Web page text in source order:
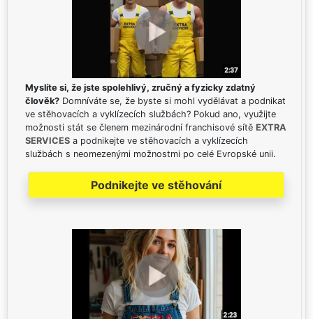
Myslíte si, že jste spolehlivý, zručný a fyzicky zdatný
člověk? Domníváte se, že byste si mohl vydělávat a podnikat
ve stěhovacích a vyklízecích službách? Pokud ano, využijte
možnosti stát se členem mezinárodní franchisové sítě EXTRA
SERVICES a podnikejte ve stěhovacích a vyklízecích
službách s neomezenými možnostmi po celé Evropské unii.
Podnikejte ve stěhování